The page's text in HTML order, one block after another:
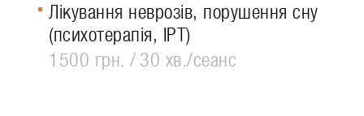
Лікування неврозів, порушення сну
(психотерапія, ІРТ)
1500 грн.
30 хв./сеанс